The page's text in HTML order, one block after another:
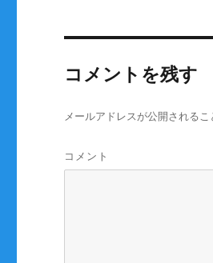
コメントを残す
メールアドレスが公開されるこ
コメント